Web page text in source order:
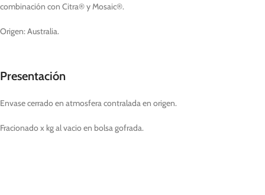
combinación con Citra® y Mosaic®.
Origen: Australia.
Presentación
Envase cerrado en atmosfera contralada en origen.
Fracionado x kg al vacio en bolsa gofrada.